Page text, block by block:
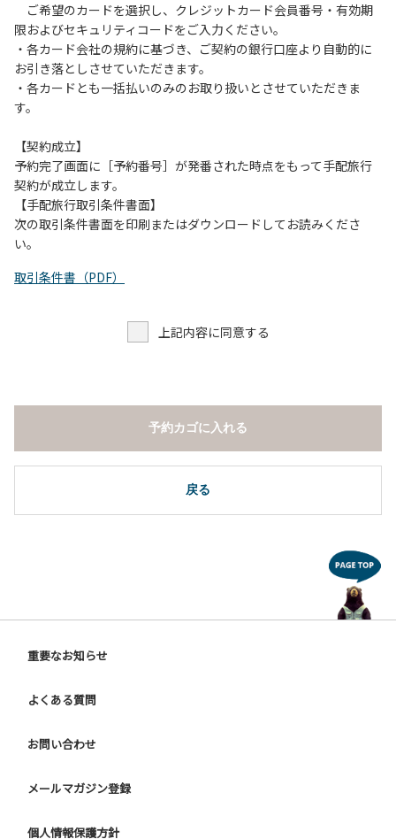
【注意事項】
当キャンプ場のそばを流れる歴舟川は、上流で雨が降ると短
時間で増水し、川原で遊んでいると大変危険な状態になりや
すく、過去にも増水により人が流される事故が数件起きてい
（１）川原にテントやタープを張らない。
（２）雨が降ったときは川原で遊ばない。
（３）カムイコタン公園キャンプ場で雨が降らなくても、上
流で雨が降り急に増水することがあるので、水の濁りに注意
し、濁り始めたときには直ちに川原での遊びを中止する。
（４）キャンプ場の管理者や地元住民から川についての注意
ご希望のカードを選択し、クレジットカード会員番号・有効期
限およびセキュリティコードをご入力ください。
・各カード会社の規約に基づき、ご契約の銀行口座より自動的に
お引き落としさせていただきます。
・各カードとも一括払いのみのお取り扱いとさせていただきま
す。
【契約成立】
予約完了画面に［予約番号］が発番された時点をもって手配旅行
契約が成立します。
【手配旅行取引条件書面】
次の取引条件書面を印刷またはダウンロードしてお読みくださ
い。
取引条件書（PDF）
上記内容に同意する
戻る
予約カゴに入れる
重要なお知らせ
よくある質問
お問い合わせ
メールマガジン登録
個人情報保護方針